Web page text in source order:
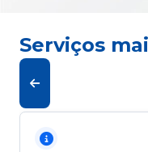
Serviços